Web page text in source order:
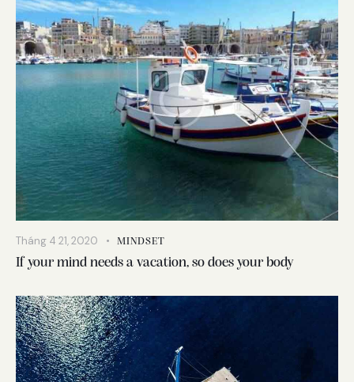
Tháng 4 21, 2020 MINDSET
If your mind needs a vacation, so does your body